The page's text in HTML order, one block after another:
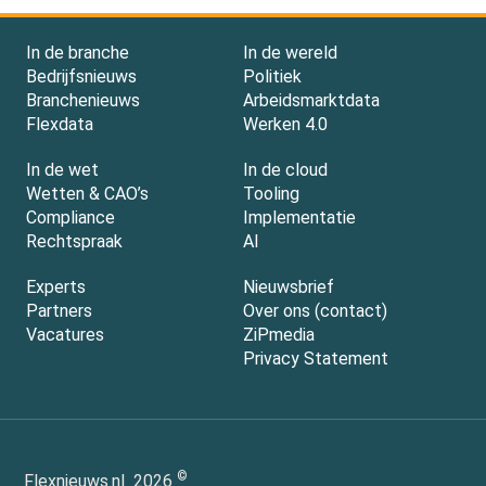
In de branche
Bedrijfsnieuws
Branchenieuws
Flexdata
In de wereld
Politiek
Arbeidsmarktdata
Werken 4.0
In de wet
Wetten & CAO’s
Compliance
Rechtspraak
In de cloud
Tooling
Implementatie
AI
Experts
Partners
Vacatures
Nieuwsbrief
Over ons (contact)
ZiPmedia
Privacy Statement
Flexnieuws.nl 2026 ©